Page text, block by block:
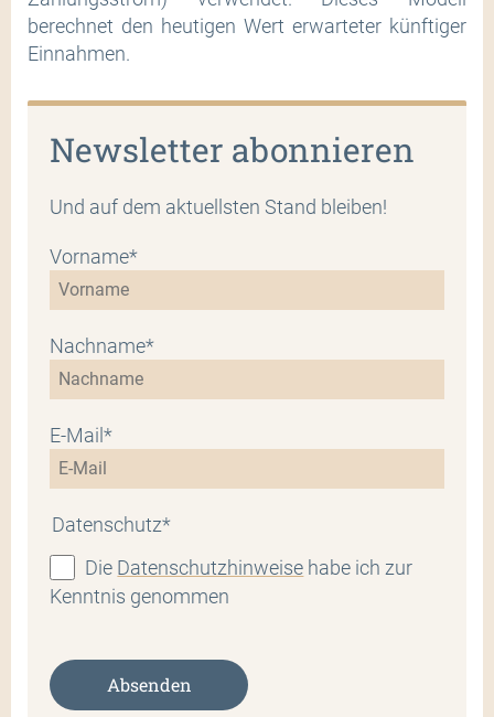
berechnet den heutigen Wert erwarteter künftiger
Einnahmen.
Newsletter abonnieren
Und auf dem aktuellsten Stand bleiben!
Vorname*
Nachname*
E-Mail*
Datenschutz*
Die Datenschutzhinweise habe ich zur
Kenntnis genommen
Absenden